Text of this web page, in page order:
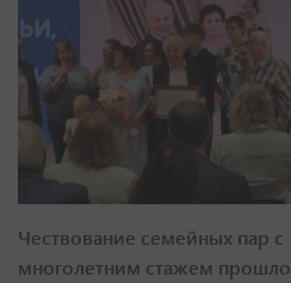
Чествование семейных пар с
многолетним стажем прошло